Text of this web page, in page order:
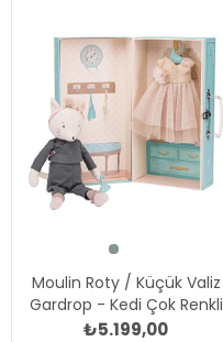
Moulin Roty / Küçük Valiz
Gardrop - Kedi Çok Renkli
₺5.199,00